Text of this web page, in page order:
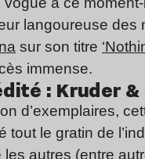
langoureuse
sur son titre
immense.
: Kruder
d’exemplaires,
tout le gratin de
autres (entre